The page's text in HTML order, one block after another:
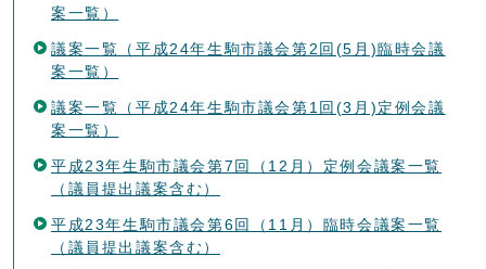
案一覧）
議案一覧（平成24年生駒市議会第2回(5月)臨時会議
案一覧）
議案一覧（平成24年生駒市議会第1回(3月)定例会議
案一覧）
平成23年生駒市議会第7回（12月）定例会議案一覧
（議員提出議案含む）
平成23年生駒市議会第6回（11月）臨時会議案一覧
（議員提出議案含む）